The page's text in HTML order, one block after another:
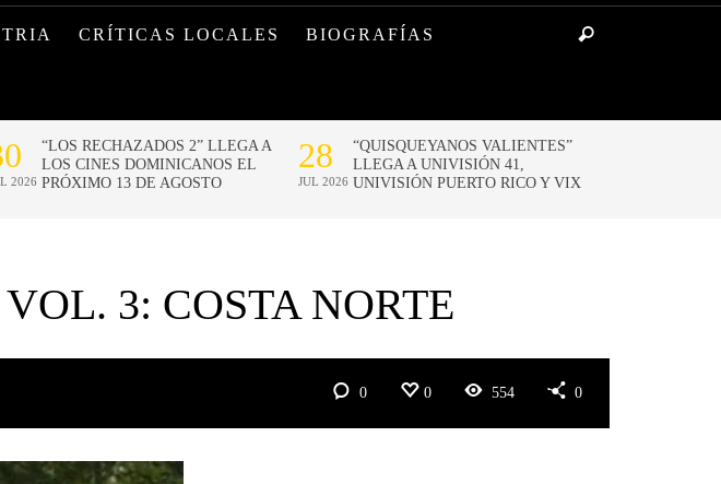
CRÍTICAS LOCALES BIOGRAFÍAS
3: COSTA NORTE
0 0 554 0